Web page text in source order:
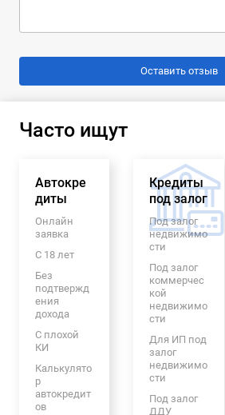
Часто ищут
Автокре
диты
Онлайн
заявка
С 18 лет
Без
подтвержд
ения
дохода
С плохой
КИ
Калькулято
р
автокредит
ов
Кредиты
под залог
Под залог
недвижимо
сти
Под залог
коммерчес
кой
недвижимо
сти
Для ИП под
залог
недвижимо
сти
Под залог
ДДУ